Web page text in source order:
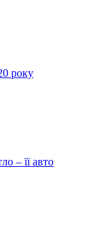
року
– її авто